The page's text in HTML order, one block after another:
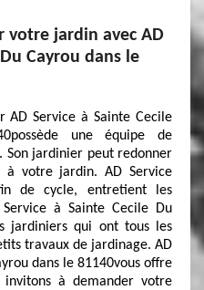
votre jardin avec AD
Cayrou dans le
AD Service à Sainte Cecile
une équipe de
Son jardinier peut redonner
votre jardin. AD Service
de cycle, entretient les
à Sainte Cecile Du
jardiniers qui ont tous les
travaux de jardinage. AD
dans le 81140vous offre
invitons à demander votre